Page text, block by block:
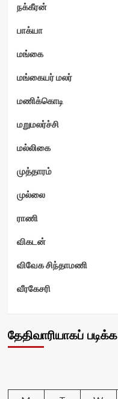
நக்கீரன்
பாக்யா
மங்கை
மங்கையர் மலர்
மணிக்கொடி
மறுமலர்ச்சி
மல்லிகை
முத்தாரம்
முல்லை
ராணி
விகடன்
விவேக சிந்தாமணி
வீரகேசரி
தேதிவாரியாகப் படிக்க